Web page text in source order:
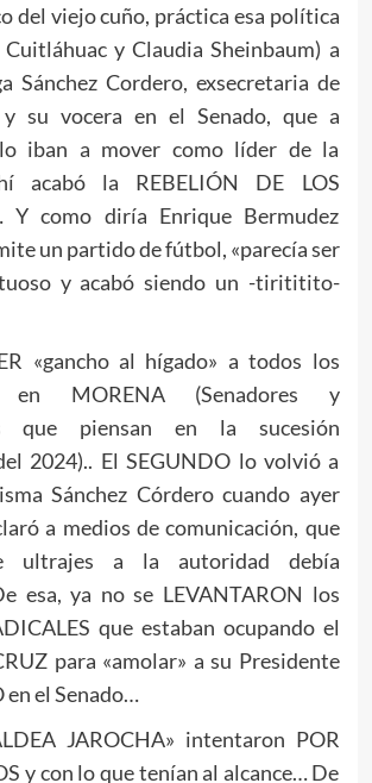
del viejo cuño, práctica esa política
y Claudia Sheinbaum) a
Sánchez Cordero, exsecretaria de
y su vocera en el Senado, que a
iban a mover como líder de la
acabó la REBELIÓN DE LOS
Y como diría Enrique Bermudez
un partido de fútbol, «parecía ser
y acabó siendo un -tirititito-
«gancho al hígado» a todos los
en MORENA (Senadores y
que piensan en la sucesión
2024).. El SEGUNDO lo volvió a
Sánchez Córdero cuando ayer
a medios de comunicación, que
ultrajes a la autoridad debía
esa, ya no se LEVANTARON los
que estaban ocupando el
para «amolar» a su Presidente
en el Senado…
JAROCHA» intentaron POR
y con lo que tenían al alcance… De